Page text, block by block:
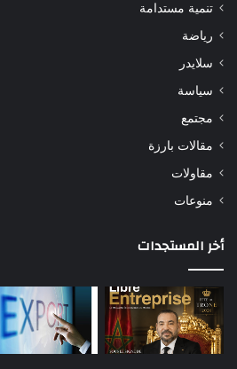
تنمية مستدامة
رياضة
سلايدر
سياسة
مجتمع
مقالات بارزة
مقاولات
منوعات
أخر المستجدات